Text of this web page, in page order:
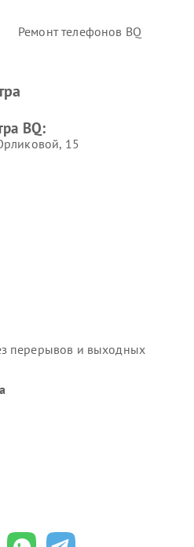
Ремонт телефонов BQ
BQ:
15
перерывов и выходных